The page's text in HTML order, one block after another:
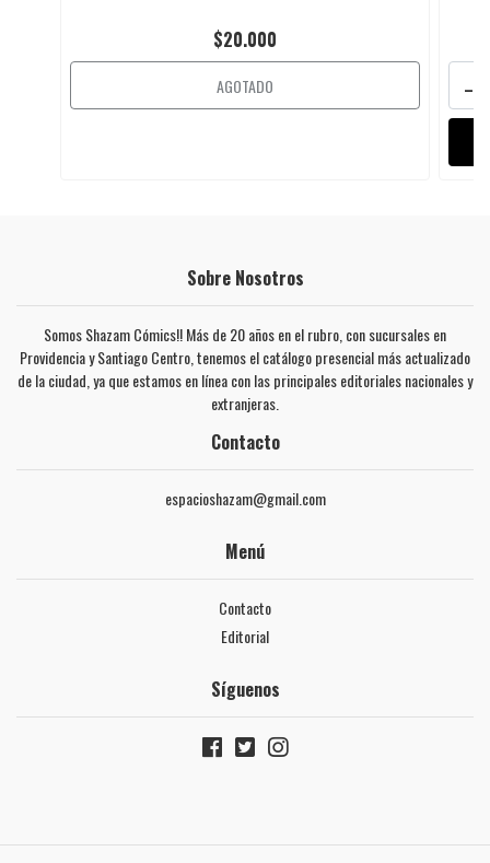
$20.000
AGOTADO -
Sobre Nosotros
Somos Shazam Cómics!! Más de 20 años en el rubro, con sucursales en
Providencia y Santiago Centro, tenemos el catálogo presencial más actualizado
de la ciudad, ya que estamos en línea con las principales editoriales nacionales y
extranjeras.
Contacto
espacioshazam@gmail.com
Menú
Contacto
Editorial
Síguenos